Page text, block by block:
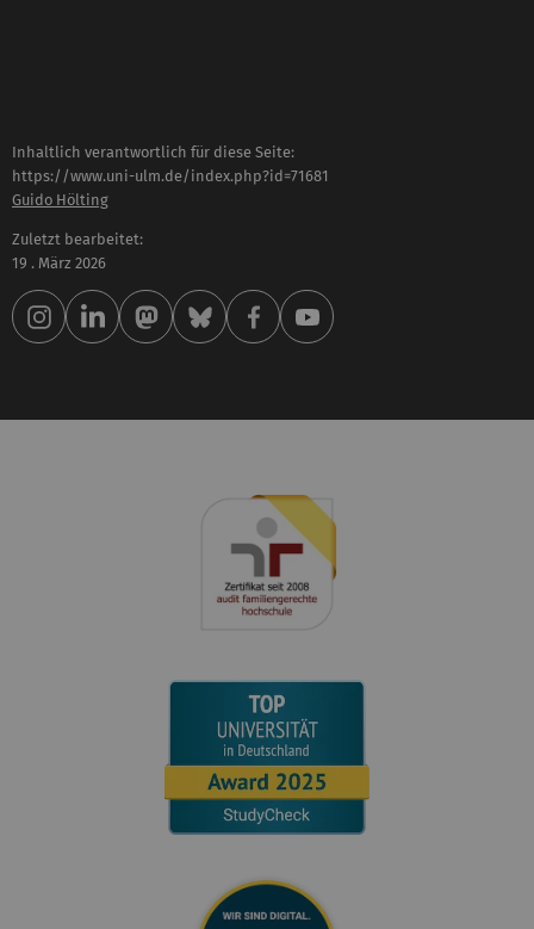
Inhaltlich verantwortlich für diese Seite:
https://www.uni-ulm.de/index.php?id=71681
Guido Hölting
Zuletzt bearbeitet:
19 . März 2026